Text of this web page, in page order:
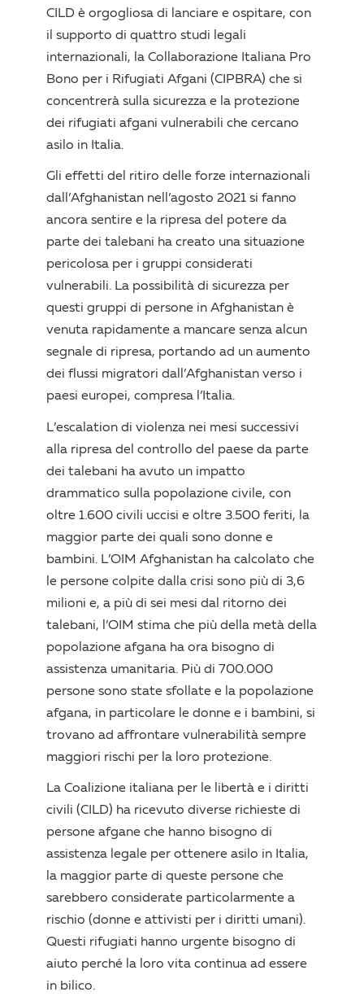
CILD è orgogliosa di lanciare e ospitare, con
il supporto di quattro studi legali
internazionali, la Collaborazione Italiana Pro
Bono per i Rifugiati Afgani (CIPBRA) che si
concentrerà sulla sicurezza e la protezione
dei rifugiati afgani vulnerabili che cercano
asilo in Italia.
Gli effetti del ritiro delle forze internazionali
dall’Afghanistan nell’agosto 2021 si fanno
ancora sentire e la ripresa del potere da
parte dei talebani ha creato una situazione
pericolosa per i gruppi considerati
vulnerabili. La possibilità di sicurezza per
questi gruppi di persone in Afghanistan è
venuta rapidamente a mancare senza alcun
segnale di ripresa, portando ad un aumento
dei flussi migratori dall’Afghanistan verso i
paesi europei, compresa l’Italia.
L’escalation di violenza nei mesi successivi
alla ripresa del controllo del paese da parte
dei talebani ha avuto un impatto
drammatico sulla popolazione civile, con
oltre 1.600 civili uccisi e oltre 3.500 feriti, la
maggior parte dei quali sono donne e
bambini. L’OIM Afghanistan ha calcolato che
le persone colpite dalla crisi sono più di 3,6
milioni e, a più di sei mesi dal ritorno dei
talebani, l’OIM stima che più della metà della
popolazione afgana ha ora bisogno di
assistenza umanitaria. Più di 700.000
persone sono state sfollate e la popolazione
afgana, in particolare le donne e i bambini, si
trovano ad affrontare vulnerabilità sempre
maggiori rischi per la loro protezione.
La Coalizione italiana per le libertà e i diritti
civili (CILD) ha ricevuto diverse richieste di
persone afgane che hanno bisogno di
assistenza legale per ottenere asilo in Italia,
la maggior parte di queste persone che
sarebbero considerate particolarmente a
rischio (donne e attivisti per i diritti umani).
Questi rifugiati hanno urgente bisogno di
aiuto perché la loro vita continua ad essere
in bilico.